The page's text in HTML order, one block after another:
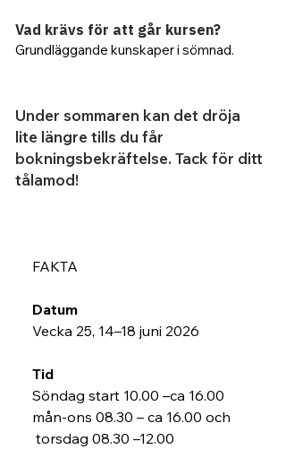
Vad krävs för att går kursen?
Grundläggande kunskaper i sömnad.
Under sommaren kan det dröja
lite längre tills du får
bokningsbekräftelse. Tack för ditt
tålamod!
FAKTA
Datum
Vecka 25, 14–18 juni 2026
Tid
Söndag start 10.00 –ca 16.00
mån-ons 08.30 – ca 16.00 och
torsdag 08.30 –12.00